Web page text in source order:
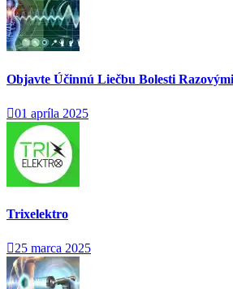
Objavte Účinnú Liečbu Bolesti
01 apríla 2025
Trixelektro
25 marca 2025